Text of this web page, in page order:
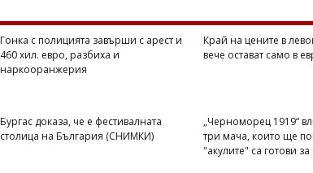
Гонка с полицията завърши с арест и
460 хил. евро, разбиха и
наркооранжерия
Край на цените в
вече остават само в
Бургас доказа, че е фестивалната
столица на България (СНИМКИ)
„Черноморец 1919“
три мача, които ще
"акулите" са готови за